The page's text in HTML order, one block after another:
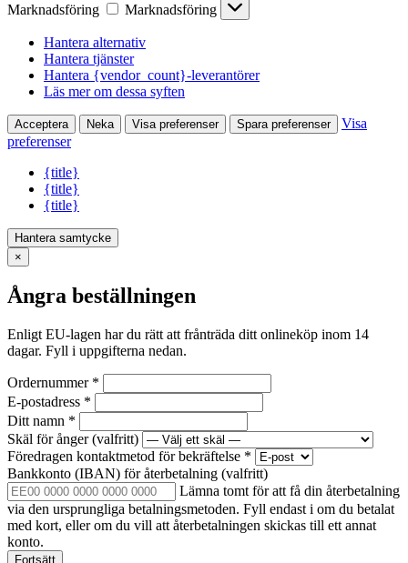
Marknadsföring
Marknadsföring
Hantera alternativ
Hantera tjänster
Hantera {vendor_count}-leverantörer
Läs mer om dessa syften
Acceptera Neka Visa preferenser Spara preferenser
Visa
preferenser
{title}
{title}
{title}
Hantera samtycke
×
Ångra beställningen
Enligt EU-lagen har du rätt att frånträda ditt onlineköp inom 14
dagar. Fyll i uppgifterna nedan.
Ordernummer *
E-postadress *
Ditt namn *
Skäl för ånger(valfritt)
Föredragen kontaktmetod för bekräftelse *
Bankkonto (IBAN) för återbetalning (valfritt)
Lämna tomt för att få din återbetalning
via den ursprungliga betalningsmetoden. Fyll endast i om du betalat
med kort, eller om du vill att återbetalningen skickas till ett annat
konto.
Fortsätt